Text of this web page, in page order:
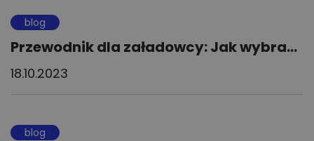
blog
Przewodnik dla załadowcy: Jak wybra...
18.10.2023
blog